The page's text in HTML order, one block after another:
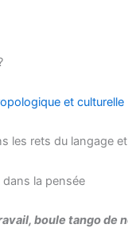
et culturelle
les rets du langage
dans la pensée
boule tango de